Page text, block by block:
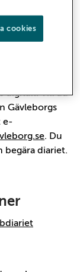
digitalt. Vill du
Gävleborgs
e-
. Du
begära diariet.
cookies